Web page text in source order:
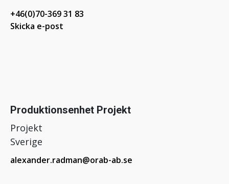
+46(0)70-369 31 83
Skicka e-post
Produktionsenhet Projekt
Projekt
Sverige
alexander.radman@orab-ab.se